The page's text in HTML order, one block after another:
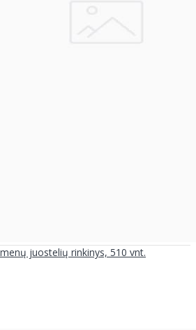
juostelių rinkinys, 510 vnt.